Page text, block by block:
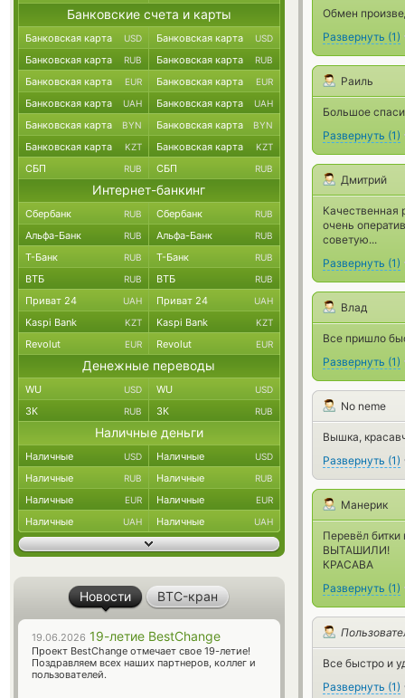
Обмен
Развернуть (1)
Раиль
Большое
Развернуть (1)
Дмитрий
Качественная
очень
советую...
Развернуть (1)
Влад
Все пришло
Развернуть (1)
No neme
Вышка,
Развернуть (1)
Манерик
Перевёл
ВЫТАШИЛИ!
КРАСАВА
Развернуть (1)
Все быстро и
Развернуть (1)
Банковские счета и карты
Банковская карта USD Банковская карта USD
Банковская карта RUB Банковская карта RUB
Банковская карта EUR Банковская карта EUR
Банковская карта UAH Банковская карта UAH
Банковская карта BYN Банковская карта BYN
Банковская карта KZT Банковская карта KZT
СБП RUB СБП RUB
Интернет-банкинг
Сбербанк RUB Сбербанк RUB
Альфа-Банк RUB Альфа-Банк RUB
Т-Банк RUB Т-Банк RUB
ВТБ RUB ВТБ RUB
Приват 24 UAH Приват 24 UAH
Kaspi Bank KZT Kaspi Bank KZT
Revolut EUR Revolut EUR
Денежные переводы
WU USD WU USD
ЗК RUB ЗК RUB
Наличные деньги
Наличные USD Наличные USD
Наличные RUB Наличные RUB
Наличные EUR Наличные EUR
Наличные UAH Наличные UAH
Новости BTC-кран
19.06.2026 19-летие BestChange
Проект BestChange отмечает свое 19-летие!
Поздравляем всех наших партнеров, коллег и
пользователей.